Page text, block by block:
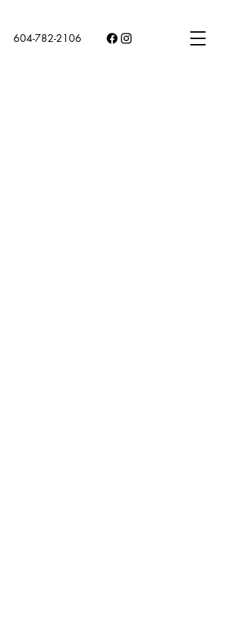
604-782-2106